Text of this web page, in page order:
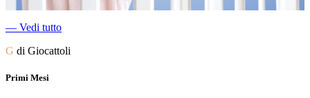
― Vedi tutto
G di Giocattoli
Primi Mesi